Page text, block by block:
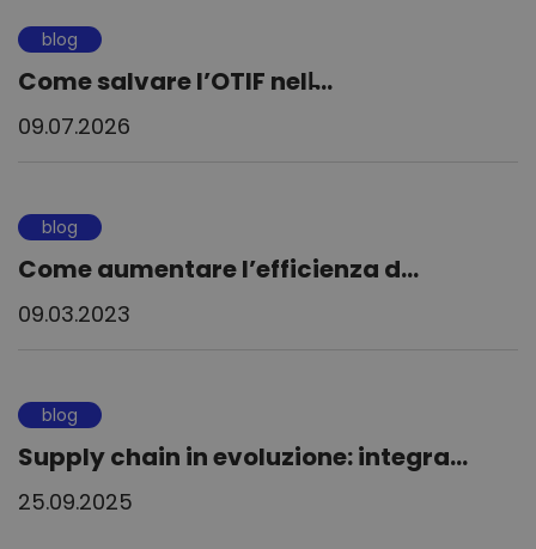
blog
Come salvare l’OTIF nell̵...
09.07.2026
blog
Come aumentare l’efficienza d...
09.03.2023
blog
Supply chain in evoluzione: integra...
25.09.2025